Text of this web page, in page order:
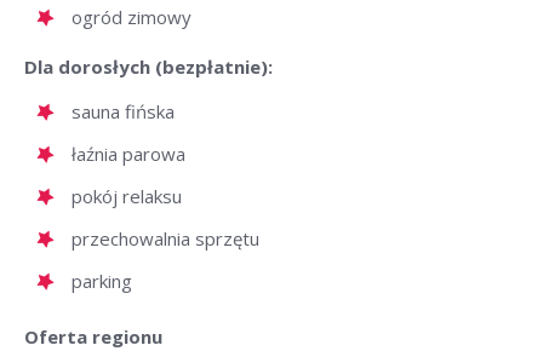
ogród zimowy
Dla dorosłych (bezpłatnie):
sauna fińska
łaźnia parowa
pokój relaksu
przechowalnia sprzętu
parking
Oferta regionu